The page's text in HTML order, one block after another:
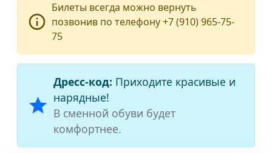
info_outline
Билеты всегда можно вернуть
позвонив по телефону +7 (910) 965-75-
75
star
Дресс-код: Приходите красивые и
нарядные!
В сменной обуви будет
комфортнее.